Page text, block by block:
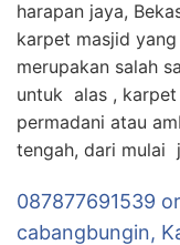
harapan jaya,
karpet masjid
merupakan salah
untuk alas ,
permadani atau
tengah, dari mulai
087877691539
cabangbungin,